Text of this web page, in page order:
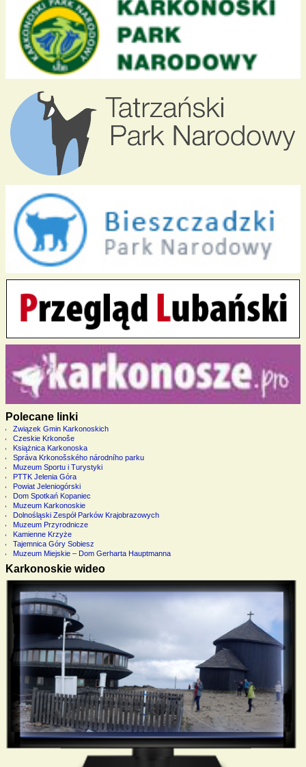
Polecane linki
Związek Gmin Karkonoskich
Czeskie Krkonoše
Książnica Karkonoska
Správa Krkonošského národního parku
Muzeum Sportu i Turystyki
PTTK Jelenia Góra
Powiat Jeleniogórski
Dom Spotkań Kopaniec
Muzeum Karkonoskie
Dolnośląski Zespół Parków Krajobrazowych
Muzeum Przyrodnicze
Kamienne Krzyże
Tajemnica Góry Sobiesz
Muzeum Miejskie – Dom Gerharta Hauptmanna
Karkonoskie wideo